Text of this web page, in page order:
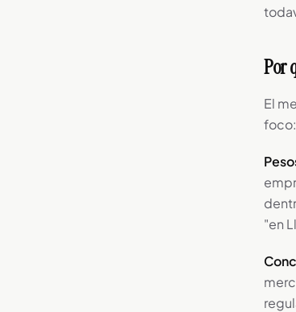
Por
El
foco:
"en